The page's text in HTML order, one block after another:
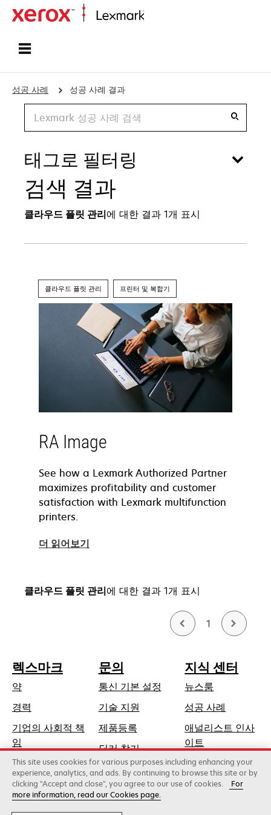
성공 사례 성공 사례 결과
태그로 필터링
검색 결과
클라우드 플릿 관리에 대한 결과 1개 표시
RA Image
See how a Lexmark Authorized Partner
maximizes profitability and customer
satisfaction with Lexmark multifunction
printers.
더 읽어보기
클라우드 플릿 관리 프린터 및 복합기
클라우드 플릿 관리에 대한 결과 1개 표시
1
렉스마크
약
경력
기업의 사회적 책
임
탭
에
서
열
지속가능성
문의
통신 기본 설정
기술 지원
서
열
림
제품등록
딜러 찾기
지식 센터
뉴스룸
성공 사례
애널리스트 인사
이트
Lexmark International, Inc., 제록스 계열사
©2026 판권 소유.
This site uses cookies for various purposes including enhancing your
experience, analytics, and ads. By continuing to browse this site or by
clicking "Accept and close", you agree to our use of cookies.
For
more information, read our Cookies page.